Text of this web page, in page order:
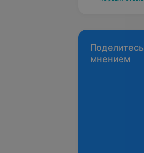
Поделитесь
мнением